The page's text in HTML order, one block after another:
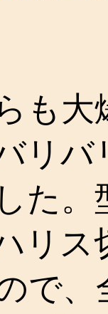
も大
リ
た
リス
で